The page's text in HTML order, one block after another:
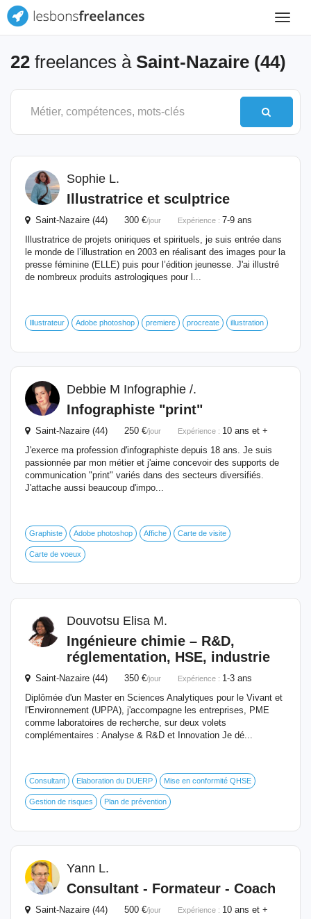
Toggle
22 freelances à Saint-Nazaire (44)
Sophie L.
Illustratrice et sculptrice
Saint-Nazaire (44) 300 €/jour Expérience : 7-9 ans
Illustratrice de projets oniriques et spirituels, je suis entrée dans
le monde de l’illustration en 2003 en réalisant des images pour la
presse féminine (ELLE) puis pour l’édition jeunesse. J'ai illustré
de nombreux produits astrologiques pour l...
Illustrateur Adobe photoshop premiere procreate illustration
Debbie M Infographie /.
Infographiste "print"
Saint-Nazaire (44) 250 €/jour Expérience : 10 ans et +
J'exerce ma profession d'infographiste depuis 18 ans. Je suis
passionnée par mon métier et j'aime concevoir des supports de
communication "print" variés dans des secteurs diversifiés.
J'attache aussi beaucoup d'impo...
Graphiste Adobe photoshop Affiche Carte de visite
Carte de voeux
Douvotsu Elisa M.
Ingénieure chimie – R&D,
réglementation, HSE, industrie
Saint-Nazaire (44) 350 €/jour Expérience : 1-3 ans
Diplômée d'un Master en Sciences Analytiques pour le Vivant et
l'Environnement (UPPA), j'accompagne les entreprises, PME
comme laboratoires de recherche, sur deux volets
complémentaires : Analyse & R&D et Innovation Je dé...
Consultant Elaboration du DUERP Mise en conformité QHSE
Gestion de risques Plan de prévention
Yann L.
Consultant - Formateur - Coach
Saint-Nazaire (44) 500 €/jour Expérience : 10 ans et +